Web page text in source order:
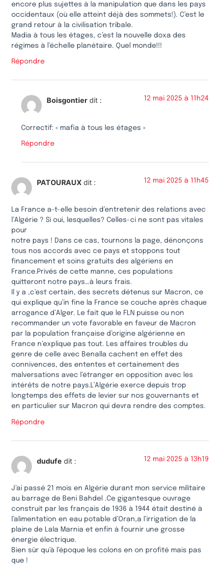
encore plus sujettes à la manipulation que dans les pays
occidentaux (où elle atteint déjà des sommets!). C’est le
grand retour à la civilisation tribale.
Madia à tous les étages, c’est la nouvelle doxa des
régimes à l’échelle planétaire. Quel monde!!!
Répondre
Boisgontier dit : 12 mai 2025 à 11h24
Correctif: « mafia à tous les étages »
Répondre
PATOURAUX dit : 12 mai 2025 à 11h45
La France a-t-elle besoin d’entretenir des relations avec
l’Algérie ? Si oui, lesquelles? Celles-ci ne sont pas vitales
pour
notre pays ! Dans ce cas, tournons la page, dénonçons
tous nos accords avec ce pays et stoppons tout
financement et soins gratuits des algériens en
France.Privés de cette manne, ces populations
quitteront notre pays…à leurs frais.
Il y a ,c’est certain, des secrets détenus sur Macron, ce
qui explique qu’in fine la France se couche après chaque
arrogance d’Alger. Le fait que le FLN puisse ou non
recommander un vote favorable en faveur de Macron
par la population française d’origine algérienne en
France n’explique pas tout. Les affaires troubles du
genre de celle avec Benalla cachent en effet des
connivences, des ententes et certainement des
malversations avec l’étranger en opposition avec les
intérêts de notre pays.L’Algérie exerce depuis trop
longtemps des effets de levier sur nos gouvernants et
en particulier sur Macron qui devra rendre des comptes.
Répondre
dudufe dit : 12 mai 2025 à 13h19
J’ai passé 21 mois en Algérie durant mon service militaire
au barrage de Beni Bahdel .Ce gigantesque ouvrage
construit par les français de 1936 à 1944 était destiné à
l’alimentation en eau potable d’Oran,a l’irrigation de la
plaine de Lala Marnia et enfin à fournir une grosse
énergie électrique.
Bien sûr qu’à l’époque les colons en on profité mais pas
que !